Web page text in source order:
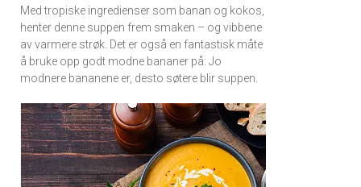
Med tropiske ingredienser som banan og kokos,
henter denne suppen frem smaken – og vibbene
av varmere strøk. Det er også en fantastisk måte
å bruke opp godt modne bananer på: Jo
modnere bananene er, desto søtere blir suppen.